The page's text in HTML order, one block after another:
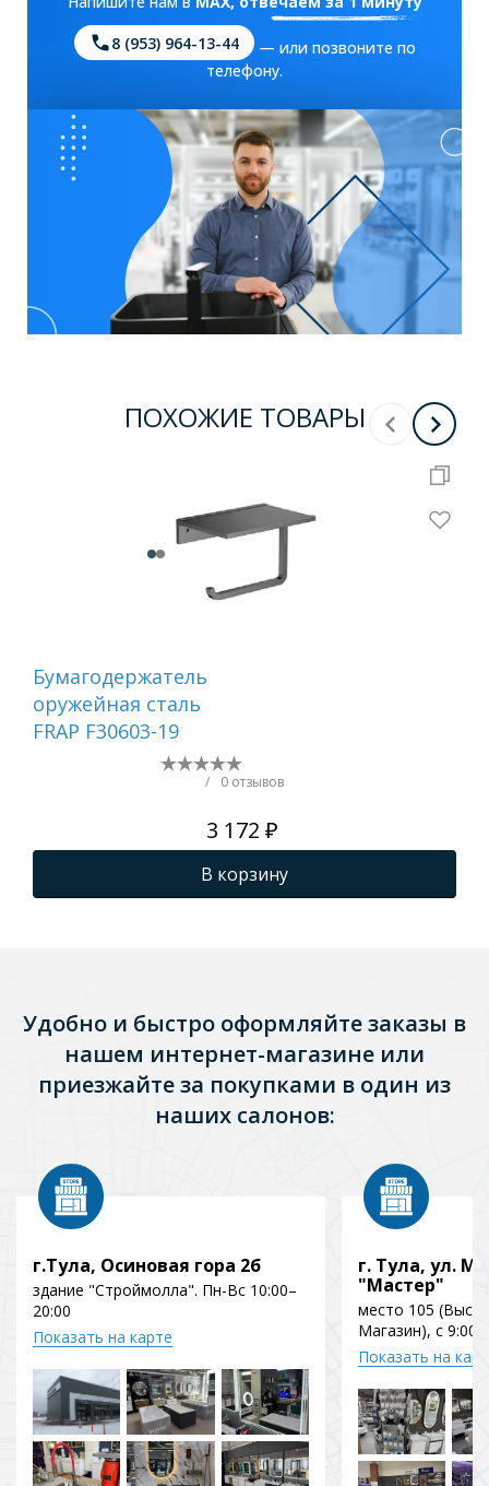
8 (953) 964-13-44
— или позвоните по
телефону.
ПОХОЖИЕ ТОВАРЫ
Бумагодержатель
оружейная сталь
FRAP F30603-19
/ 0 отзывов
3 172 ₽
В корзину
Удобно и быстро оформляйте заказы в
нашем интернет-магазине или
приезжайте за покупками в один из
наших салонов:
г.Тула, Осиновая гора 2б
здание "Строймолла". Пн-Вс 10:00–
20:00
Показать на карте
г. Тула, ул.
"Мастер"
место 105
Магазин), с 9:00
Показать на